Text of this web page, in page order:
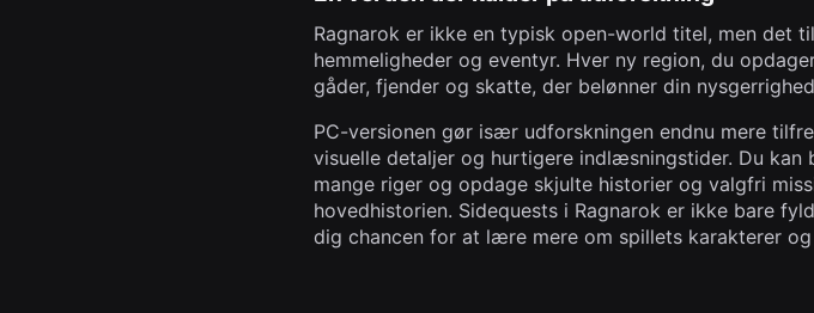
Ragnarok er ikke en typisk open-world titel, men det
hemmeligheder og eventyr. Hver ny region, du
gåder, fjender og skatte, der belønner din
PC-versionen gør især udforskningen endnu mere
visuelle detaljer og hurtigere indlæsningstider. Du kan
mange riger og opdage skjulte historier og valgfri
hovedhistorien. Sidequests i Ragnarok er ikke bare
dig chancen for at lære mere om spillets karakterer og